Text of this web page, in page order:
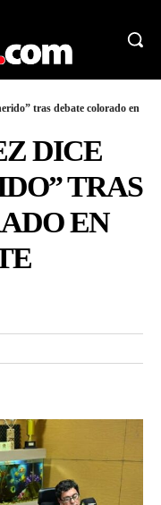
tras debate colorado en
DICE
TRAS
EN